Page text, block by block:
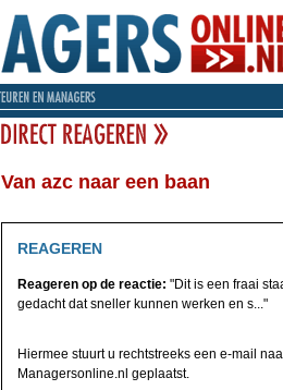
Van azc naar een baan
REAGEREN
Reageren op de reactie: "Dit is een fraai
gedacht dat sneller kunnen werken en s..."
Hiermee stuurt u rechtstreeks een e-mail
Managersonline.nl geplaatst.